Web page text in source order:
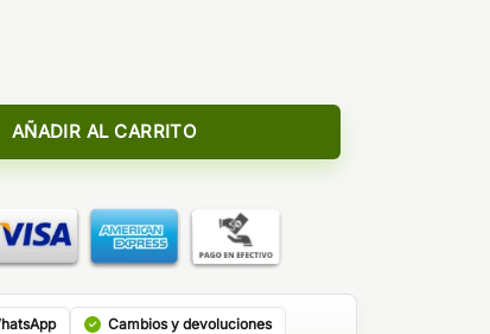
Ice 24ml (Longfill) cantidad
AÑADIR AL CARRITO
Cambios y devoluciones